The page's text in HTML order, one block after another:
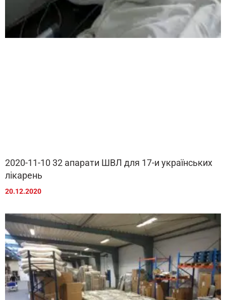
2020-11-10 32 апарати ШВЛ для 17-и українських
лікарень
20.12.2020